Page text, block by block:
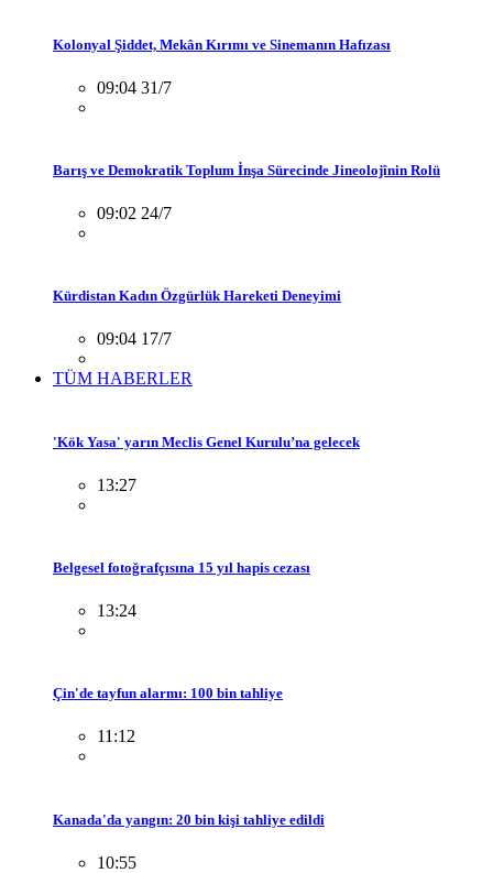
Kolonyal Şiddet, Mekân Kırımı ve Sinemanın Hafızası
09:04 31/7
Barış ve Demokratik Toplum İnşa Sürecinde Jineolojînin Rolü
09:02 24/7
Kürdistan Kadın Özgürlük Hareketi Deneyimi
09:04 17/7
TÜM HABERLER
'Kök Yasa' yarın Meclis Genel Kurulu’na gelecek
13:27
Belgesel fotoğrafçısına 15 yıl hapis cezası
13:24
Çin'de tayfun alarmı: 100 bin tahliye
11:12
Kanada'da yangın: 20 bin kişi tahliye edildi
10:55